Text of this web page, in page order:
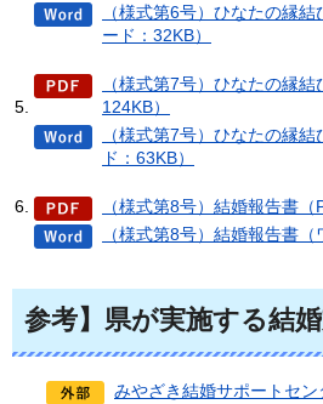
（様式第6号）ひなたの縁
ード：32KB）
（様式第7号）ひなたの縁
124KB）
（様式第7号）ひなたの縁
ド：63KB）
（様式第8号）結婚報告書（
（様式第8号）結婚報告書（
参考】県が実施する結
みやざき結婚サポートセ